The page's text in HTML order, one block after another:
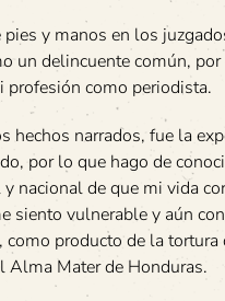
pies y manos en los
un delincuente común,
profesión como periodista.
hechos narrados, fue la
por lo que hago de
nacional de que mi vida
siento vulnerable y aún
como producto de la tortura
Alma Mater de Honduras.